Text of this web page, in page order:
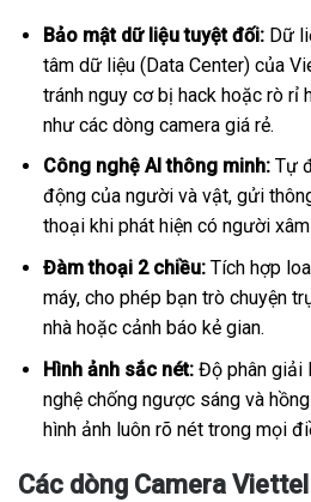
Bảo mật dữ liệu tuyệt đối:Dữ
tâm dữ liệu (Data Center) của
tránh nguy cơ bị hack hoặc rò rỉ
như các dòng camera giá rẻ.
Công nghệ AI thông minh:Tự
động của người và vật, gửi
thoại khi phát hiện có người
Đàm thoại 2 chiều:Tích hợp
máy, cho phép bạn trò chuyện
nhà hoặc cảnh báo kẻ gian.
Hình ảnh sắc nét:Độ phân giải
nghệ chống ngược sáng và
hình ảnh luôn rõ nét trong mọi
Các dòng Camera